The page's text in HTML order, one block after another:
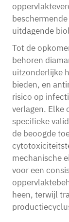
uitdagende
Tot de
behoren
uitzonderlijke
bieden, en
risico op
verlagen. Elke
specifieke
de beoogde
mechanische
voor een
heen, terwijl